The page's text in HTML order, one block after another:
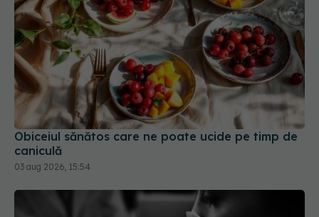
Obiceiul sănătos care ne poate ucide pe timp de
caniculă
03 aug 2026, 15:54